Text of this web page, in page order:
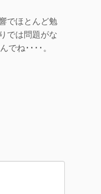
でほとんど勉
では問題がな
ね････。